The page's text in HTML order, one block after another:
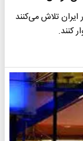
ایران تلاش می‌کنند
کنند.